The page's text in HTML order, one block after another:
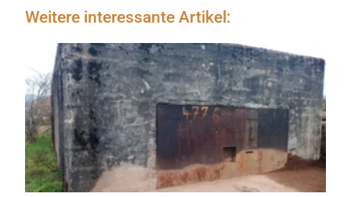
Weitere interessante Artikel: